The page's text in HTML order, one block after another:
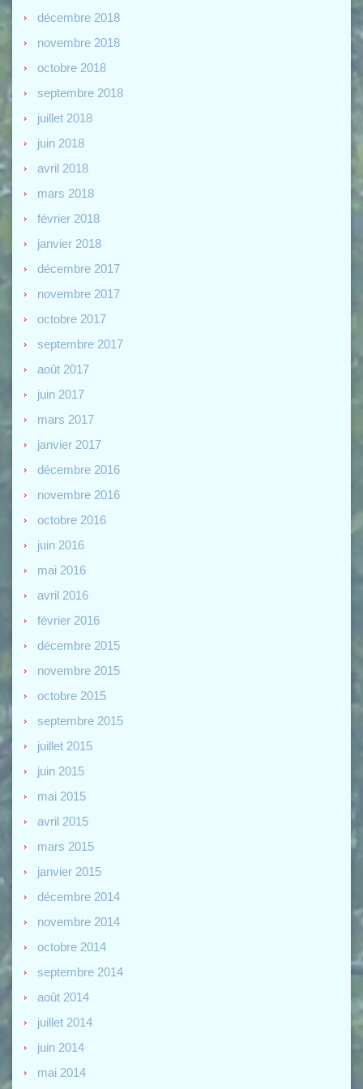
décembre 2018
novembre 2018
octobre 2018
septembre 2018
juillet 2018
juin 2018
avril 2018
mars 2018
février 2018
janvier 2018
décembre 2017
novembre 2017
octobre 2017
septembre 2017
août 2017
juin 2017
mars 2017
janvier 2017
décembre 2016
novembre 2016
octobre 2016
juin 2016
mai 2016
avril 2016
février 2016
décembre 2015
novembre 2015
octobre 2015
septembre 2015
juillet 2015
juin 2015
mai 2015
avril 2015
mars 2015
janvier 2015
décembre 2014
novembre 2014
octobre 2014
septembre 2014
août 2014
juillet 2014
juin 2014
mai 2014